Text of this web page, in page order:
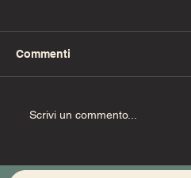
Commenti
Scrivi un commento...